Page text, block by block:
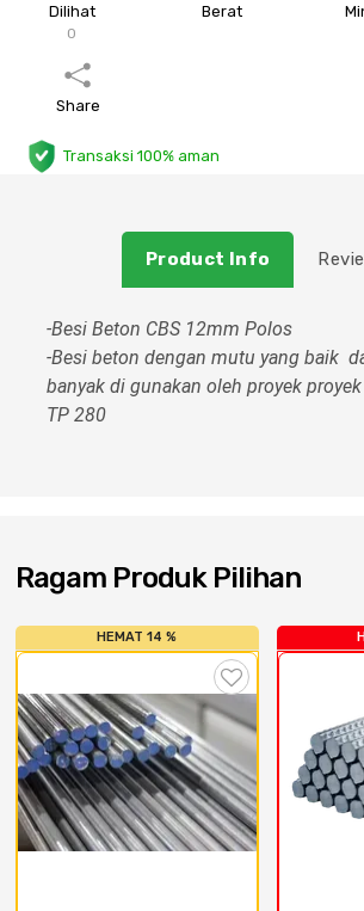
Aksesoris Dapur
Aksesoris Perabot
Scaffolding
Produk Pracetak
Semen & Sejenisnya
Lampu & Listrik
Dilihat
0
Berat
Share
Transaksi 100% aman
Product Info
-Besi Beton CBS 12mm Polos
-Besi beton dengan mutu yang baik
banyak di gunakan oleh proyek
TP 280
Ragam Produk Pilihan
HEMAT 14 %